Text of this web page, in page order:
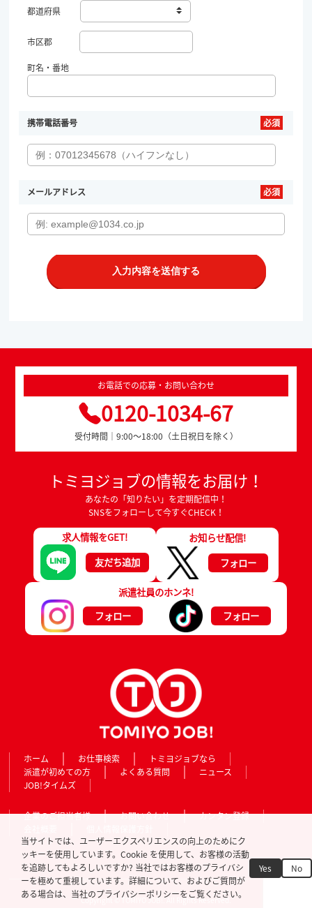
都道府県
市区郡
町名・番地
携帯電話番号
メールアドレス
お電話での応募・お問い合わせ
0120-1034-67
受付時間｜9:00～18:00（土日祝日を除く）
トミヨジョブの情報をお届け！
あなたの「知りたい」を定期配信中！
SNSをフォローして今すぐCHECK！
求人情報をGET!
友だち追加
お知らせ配信!
フォロー
派遣社員のホンネ!
フォロー
フォロー
ホーム お仕事検索
トミヨジョブなら
派遣が初めての方
よくある質問
ニュース
JOB!タイムズ
企業のご担当者様 お問い合わせ
カンタン登録
Copyright © TOMIYO JOB!. All Rights Reserved.
当サイトでは、ユーザーエクスペリエンスの向上のためにク
ッキーを使用しています。Cookie を使用して、お客様の活動
を追跡してもよろしいですか? 当社ではお客様のプライバシ
ーを極めて重視しています。詳細について、およびご質問が
ある場合は、当社のプライバシーポリシーをご覧ください。
Yes No